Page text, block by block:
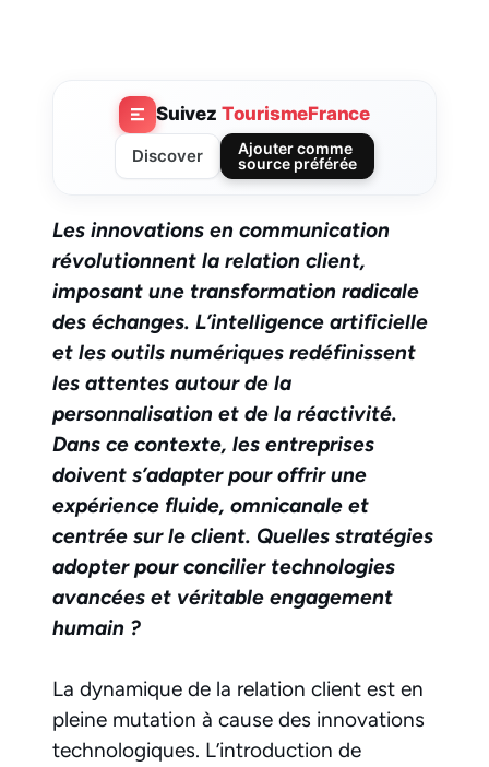
Suivez TourismeFrance
Discover
Ajouter comme
source préférée
Les innovations en communication
révolutionnent la relation client,
imposant une transformation radicale
des échanges. L’intelligence artificielle
et les outils numériques redéfinissent
les attentes autour de la
personnalisation et de la réactivité.
Dans ce contexte, les entreprises
doivent s’adapter pour offrir une
expérience fluide, omnicanale et
centrée sur le client. Quelles stratégies
adopter pour concilier technologies
avancées et véritable engagement
humain ?
La dynamique de la relation client est en
pleine mutation à cause des innovations
technologiques. L’introduction de